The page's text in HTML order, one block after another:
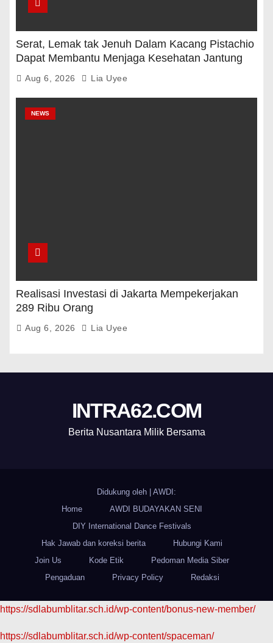
Serat, Lemak tak Jenuh Dalam Kacang Pistachio
Dapat Membantu Menjaga Kesehatan Jantung
Aug 6, 2026 Lia Uyee
NEWS
Realisasi Investasi di Jakarta Mempekerjakan
289 Ribu Orang
Aug 6, 2026 Lia Uyee
INTRA62.COM
Berita Nusantara Milik Bersama
Didukung oleh
AWDI:
Home
AWDI BUDAYAKAN SENI
DIY International Dance Festivals
Hak Jawab dan koreksi berita
Hubungi Kami
Join Us
Kode Etik
Pedoman Media Siber
Pengaduan
Privacy Policy Redaksi
https://sdlabumblitar.sch.id/wp-content/bonus-new-member/
https://sdlabumblitar.sch.id/wp-content/spaceman/